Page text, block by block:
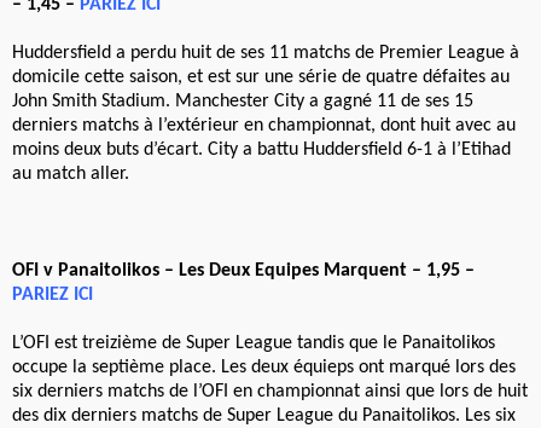
– 1,45 – PARIEZ ICI
Huddersfield a perdu huit de ses 11 matchs de Premier League à
domicile cette saison, et est sur une série de quatre défaites au
John Smith Stadium. Manchester City a gagné 11 de ses 15
derniers matchs à l’extérieur en championnat, dont huit avec au
moins deux buts d’écart. City a battu Huddersfield 6-1 à l’Etihad
au match aller.
OFI v Panaitolikos – Les Deux Equipes Marquent – 1,95 –
PARIEZ ICI
L’OFI est treizième de Super League tandis que le Panaitolikos
occupe la septième place. Les deux équieps ont marqué lors des
six derniers matchs de l’OFI en championnat ainsi que lors de huit
des dix derniers matchs de Super League du Panaitolikos. Les six